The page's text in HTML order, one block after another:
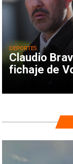
Claudio
fichaje de
DEPORTES